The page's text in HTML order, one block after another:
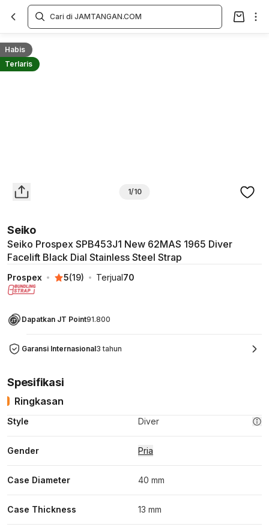
Habis
Terlaris
1/10
Seiko
Seiko Prospex SPB453J1 New 62MAS 1965 Diver
Facelift Black Dial Stainless Steel Strap
Prospex 5(19) Terjual70
Dapatkan JT Point91.800
Garansi Internasional3 tahun
Overview
Spesifikasi
Ringkasan
Style Diver
Gender Pria
Case Diameter 40 mm
Case Thickness 13 mm